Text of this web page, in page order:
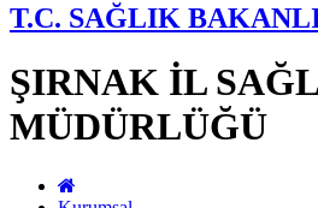
T.C. SAĞLIK
ŞIRNAK İL
MÜDÜRLÜĞÜ